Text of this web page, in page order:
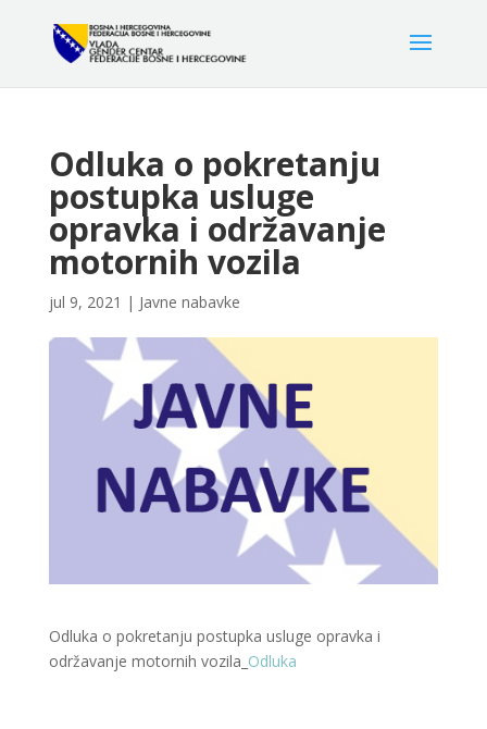
Odluka o pokretanju
postupka usluge
opravka i održavanje
motornih vozila
jul 9, 2021 | Javne nabavke
Odluka o pokretanju postupka usluge opravka i
održavanje motornih vozila_ Odluka